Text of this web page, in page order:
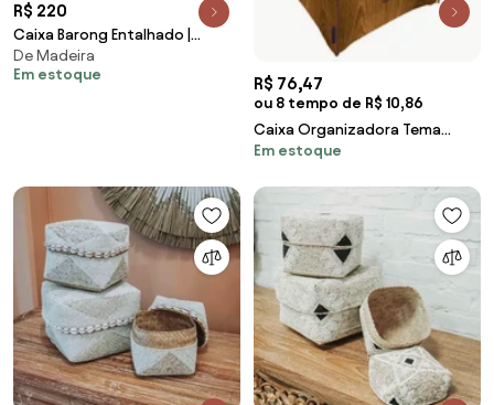
R$ 220
Caixa Barong Entalhado |
Madeira Bali
De Madeira
Em estoque
R$ 76,47
ou 8 tempo de R$ 10,86
Caixa Organizadora Tema
Moto 45 cm C03 - D'Rossi
Em estoque